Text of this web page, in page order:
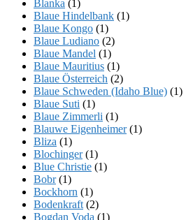
Blanka (1)
Blaue Hindelbank (1)
Blaue Kongo (1)
Blaue Ludiano (2)
Blaue Mandel (1)
Blaue Mauritius (1)
Blaue Österreich (2)
Blaue Schweden (Idaho Blue) (1)
Blaue Suti (1)
Blaue Zimmerli (1)
Blauwe Eigenheimer(1)
Bliza (1)
Blochinger(1)
Blue Christie (1)
Bobr(1)
Bockhorn (1)
Bodenkraft (2)
Bogdan Voda (1)